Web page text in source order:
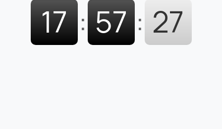
17 : 57 : 28